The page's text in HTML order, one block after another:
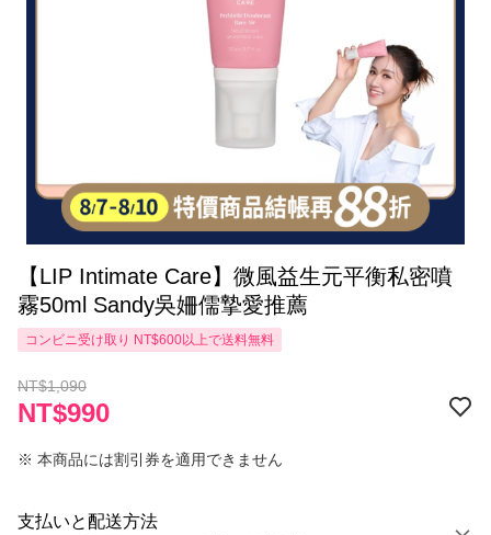
【LIP Intimate Care】微風益生元平衡私密噴
霧50ml Sandy吳姍儒摯愛推薦
コンビニ受け取り NT$600以上で送料無料
NT$1,090
NT$990
※ 本商品には割引券を適用できません
支払いと配送方法